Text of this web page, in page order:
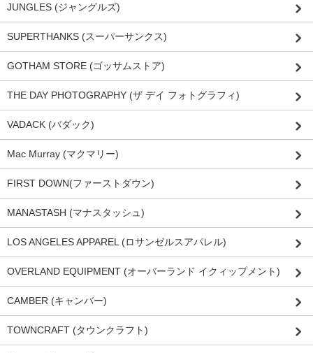
JUNGLES (ジャングルズ)
SUPERTHANKS (スーパーサンクス)
GOTHAM STORE (ゴッサムストア)
THE DAY PHOTOGRAPHY (ザ デイ フォトグラフィ)
VADACK (バダック)
Mac Murray (マクマリー)
FIRST DOWN(ファーストダウン)
MANASTASH (マナスタッシュ)
LOS ANGELES APPAREL (ロサンゼルスアパレル)
OVERLAND EQUIPMENT (オーバーランド イクィップメント)
CAMBER (キャンバー)
TOWNCRAFT (タウンクラフト)